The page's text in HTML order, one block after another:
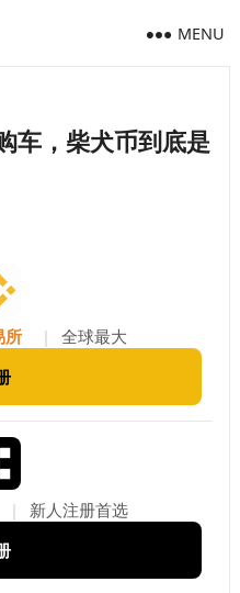
MENU
车，柴犬币到底是
所 |
全球最大
|
新人注册首选